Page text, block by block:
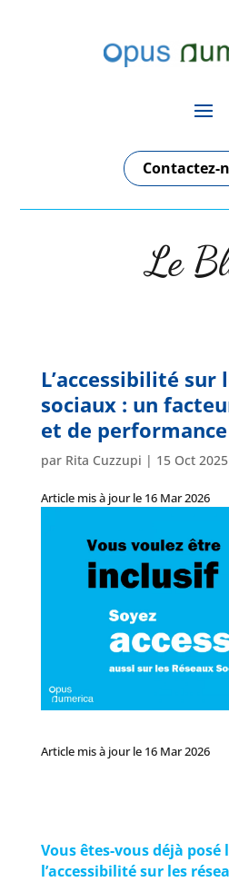
Contactez-
Le
L’accessibilité sur
sociaux : un
et de performance
par Rita Cuzzupi | 15 Oct 2025
Article mis à jour le 16 Mar 2026
Article mis à jour le 16 Mar 2026
Vous êtes-vous déjà
l’accessibilité sur les